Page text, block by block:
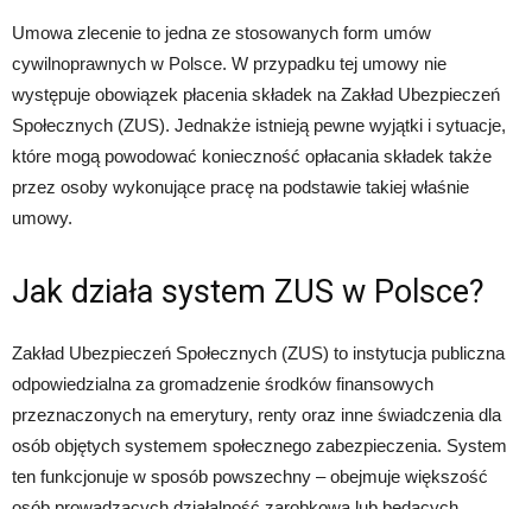
Umowa zlecenie to jedna ze stosowanych form umów
cywilnoprawnych w Polsce. W przypadku tej umowy nie
występuje obowiązek płacenia składek na Zakład Ubezpieczeń
Społecznych (ZUS). Jednakże istnieją pewne wyjątki i sytuacje,
które mogą powodować konieczność opłacania składek także
przez osoby wykonujące pracę na podstawie takiej właśnie
umowy.
Jak działa system ZUS w Polsce?
Zakład Ubezpieczeń Społecznych (ZUS) to instytucja publiczna
odpowiedzialna za gromadzenie środków finansowych
przeznaczonych na emerytury, renty oraz inne świadczenia dla
osób objętych systemem społecznego zabezpieczenia. System
ten funkcjonuje w sposób powszechny – obejmuje większość